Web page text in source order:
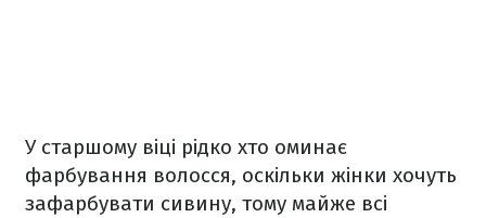
У старшому віці рідко хто оминає
фарбування волосся, оскільки жінки хочуть
зафарбувати сивину, тому майже всі